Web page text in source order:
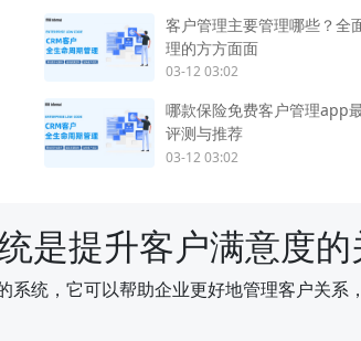
客户管理主要管理哪些？全
理的方方面面
03-12 03:02
哪款保险免费客户管理app
评测与推荐
03-12 03:02
是提升客户满意度的
统，它可以帮助企业更好地管理客户关系